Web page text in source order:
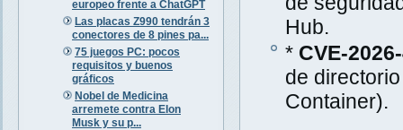
europeo frente a ChatGPT
Las placas Z990 tendrán 3
conectores de 8 pines pa...
75 juegos PC: pocos
requisitos y buenos
gráficos
Nobel de Medicina
arremete contra Elon
Musk y su p...
Hub.
* CVE-
de
Container).